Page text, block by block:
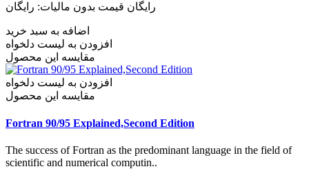
رایگان قیمت بدون مالیات: رایگان
اضافه به سبد خرید
افزودن به لیست دلخواه
مقایسه این محصول
افزودن به لیست دلخواه
مقایسه این محصول
Fortran 90/95 Explained,Second Edition
The success of Fortran as the predominant language in the field of
scientific and numerical computin..